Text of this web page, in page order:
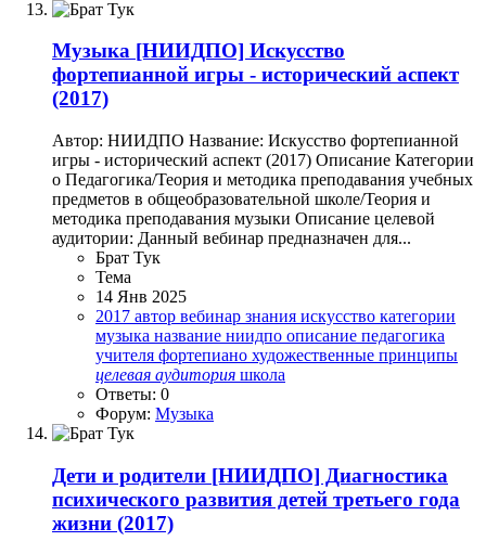
Музыка [НИИДПО] Искусство
фортепианной игры - исторический аспект
(2017)
Автор: НИИДПО Название: Искусство фортепианной
игры - исторический аспект (2017) Описание Категории
o Педагогика/Теория и методика преподавания учебных
предметов в общеобразовательной школе/Теория и
методика преподавания музыки Описание целевой
аудитории: Данный вебинар предназначен для...
Брат Тук
Тема
14 Янв 2025
2017 автор вебинар знания искусство категории
музыка название ниидпо описание педагогика
учителя фортепиано художественные принципы
целевая аудитория школа
Ответы: 0
Форум: Музыка
Дети и родители [НИИДПО] Диагностика
психического развития детей третьего года
жизни (2017)